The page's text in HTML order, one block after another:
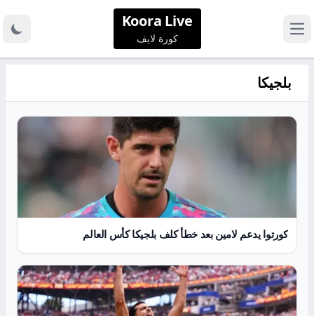
Koora Live
كورة لايف
بلجيكا
كورتوا يدعم لامين بعد خطأ كلف بلجيكا كأس العالم